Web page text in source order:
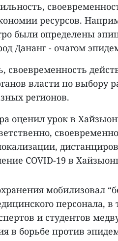
ресурсов.
были определены
Дананг - очагом
своевременность
власти по выбору
регионов.
оценил урок в
COVID-19 в
мобилизовал
персонала,
и студентов
в борьбе против